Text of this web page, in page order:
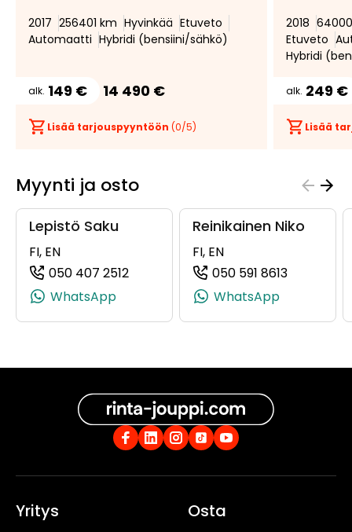
2017 256401 km Hyvinkää Etuveto
Automaatti Hybridi (bensiini/sähkö)
alk. 149 € 14 490 €
Lisää tarjouspyyntöön (0/5)
2018
Etuveto
Hybridi
alk. 249 €
Lisää
Myynti ja osto
Lepistö Saku
FI, EN
050 407 2512
(+358504072512, 0504072512,
WhatsApp
Reinikainen Niko
FI, EN
050 591 8613
WhatsApp
Yritys Osta